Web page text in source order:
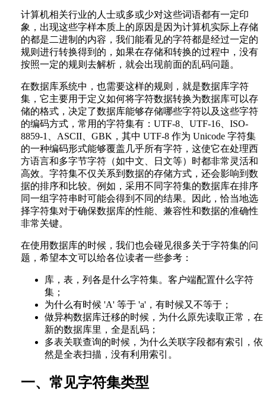
计算机相关行业的人士或多或少对这些词语都有一定印
象，出现这些字样本质上的原因是因为计算机实际上存储
的都是二进制的内容，我们能看见的字符都是经过一定的
规则进行转换得到的，如果在存储和转换的过程中，没有
按照一定的规则去解析，就会出现前面的乱码问题。
在数据库系统中，也需要这样的规则，就是数据库字符
集，它主要用于定义如何将字符数据转换为数据库可以存
储的格式，决定了数据库能够存储哪些字符以及这些字符
的编码方式，常用的字符集有：UTF-8、UTF-16、ISO-
8859-1、ASCII、GBK，其中 UTF-8 作为 Unicode 字符集
的一种编码形式能够覆盖几乎所有字符，这使它在处理西
方语言和多字节字符（如中文、日文等）时都非常灵活和
高效。字符集不仅关系到数据的存储方式，还会影响到数
据的排序和比较。例如，采用不同字符集的数据库在排序
同一组字符串时可能会得到不同的结果。因此，恰当地选
择字符集对于确保数据库的性能、兼容性和数据的准确性
非常关键。
在使用数据库的时候，我们也会碰见很多关于字符集的问
题，希望本文可以给各位读者一些参考：
库，表，列各是什么字符集。客户端配置什么字符
集；
为什么有时候 'A' 等于 'a'，有时候又不等于；
做异构数据库迁移的时候，为什么原先读取正常，在
新的数据库里，全是乱码；
多表关联查询的时候，为什么关联字段都有索引，依
然是全表扫描，没有利用索引。
一、常见字符集类型